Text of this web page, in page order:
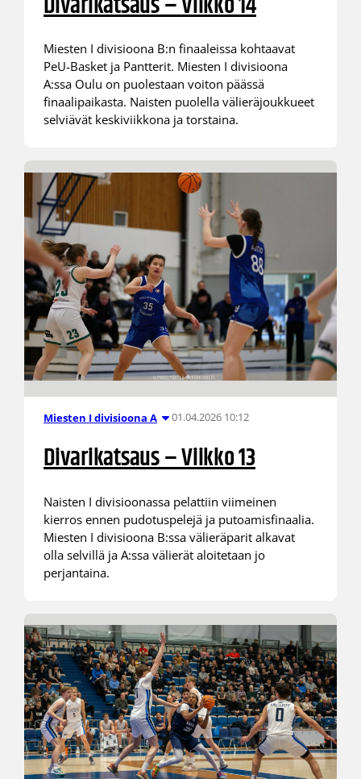
Miesten I divisioona B:n finaaleissa kohtaavat
PeU-Basket ja Pantterit. Miesten I divisioona
A:ssa Oulu on puolestaan voiton päässä
finaalipaikasta. Naisten puolella välieräjoukkueet
selviävät keskiviikkona ja torstaina.
Miesten I divisioona A 01.04.2026 10:12
Divarikatsaus – Viikko 13
Naisten I divisioonassa pelattiin viimeinen
kierros ennen pudotuspelejä ja putoamisfinaalia.
Miesten I divisioona B:ssa välieräparit alkavat
olla selvillä ja A:ssa välierät aloitetaan jo
perjantaina.